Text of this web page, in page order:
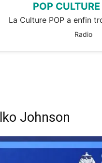
POP
La Culture POP a enfin
Radio
Johnson